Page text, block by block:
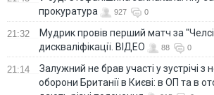
прокуратура
927 0
21:32
Мудрик провів перший матч за
дискваліфікації. ВІДЕО
88 0
21:14
Залужний не брав участі у зустрічі з
оборони Британії в Києві: в ОП та в